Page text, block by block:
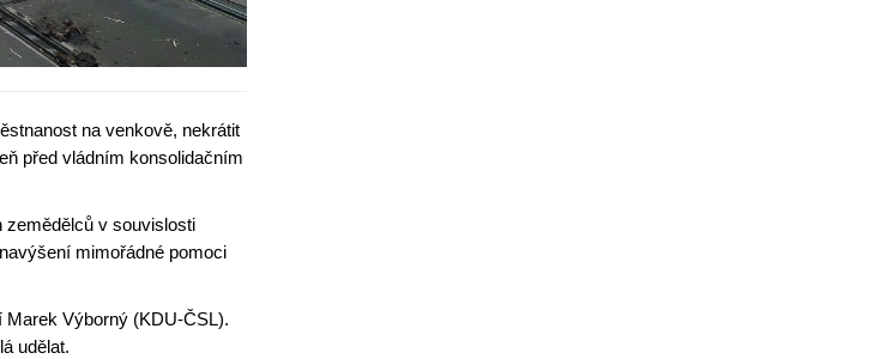
na venkově, nekrátit
před vládním konsolidačním
zemědělců v souvislosti
mimořádné pomoci
Marek Výborný (KDU-ČSL).
udělat.